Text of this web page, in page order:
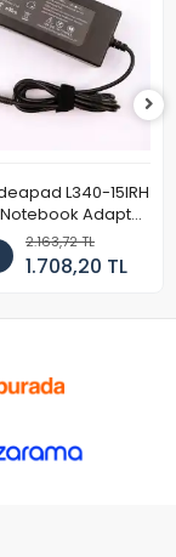
L340-15IRH
Adaptör
Şarj Aleti (150W)
2.163,72 TL
1.708,20 TL